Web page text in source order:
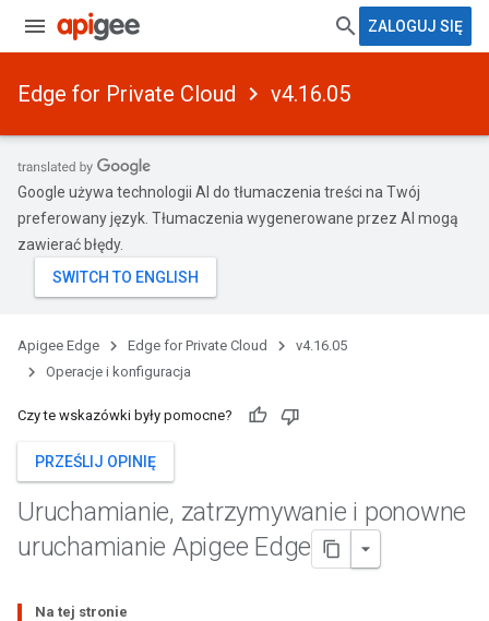
ZALOGUJ SIĘ
Edge for Private Cloud v4.16.05
Google używa technologii AI do tłumaczenia treści na Twój
preferowany język. Tłumaczenia wygenerowane przez AI mogą
zawierać błędy.
Apigee Edge Edge for Private Cloud
v4.16.05
Operacje i konfiguracja
Czy te wskazówki były pomocne?
PRZEŚLIJ OPINIĘ
Uruchamianie, zatrzymywanie i ponowne
uruchamianie Apigee Edge
Na tej stronie